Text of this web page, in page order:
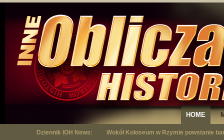
HOME
Dziennik IOH News: Wokół Koloseum w Rzymie powstanie
"Niepodległy - opowieść o Januszu